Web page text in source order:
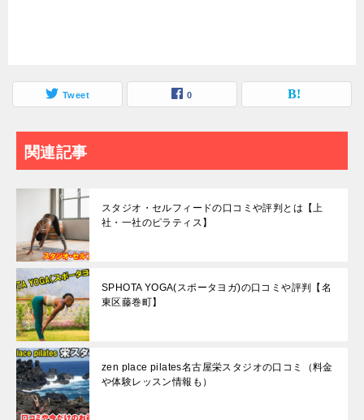
Tweet 0
関連記事
スタジオ・セルフィードの口コミや評判とは【上
社・一社のピラティス】
SPHOTA YOGA(スポータヨガ)の口コミや評判【名
東区藤巻町】
zen place pilates名古屋栄スタジオの口コミ（料金
や体験レッスン情報も）